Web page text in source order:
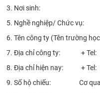
3. Nơi sinh:
5. Nghề nghiệp/ Chức vụ:
6. Tên công ty (Tên trường
7. Địa chỉ công ty: + Tel:
8. Địa chỉ hiện nay: + Tel:
9. Số hộ chiếu: Cơ